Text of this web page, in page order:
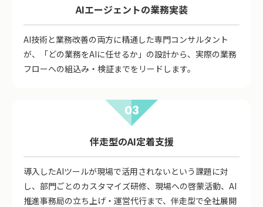
AIエージェントの業務実装
AI技術と業務改善の両方に精通した専門コンサルタント
が、「どの業務をAIに任せるか」の設計から、実際の業務
フローへの組込み・検証までをリードします。
03
伴走型のAI定着支援
導入したAIツールが現場で活用されないという課題に対
し、部門ごとのカスタマイズ研修、現場への啓蒙活動、AI
推進事務局の立ち上げ・運営代行まで、伴走型で全社展開